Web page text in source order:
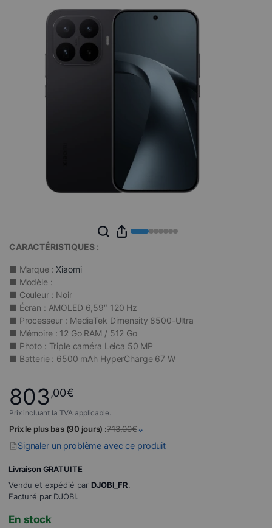
CARACTÉRISTIQUES :
■ Marque : Xiaomi
■ Modèle :
■ Couleur : Noir
■ Écran : AMOLED 6,59″ 120 Hz
■ Processeur : MediaTek Dimensity 8500-Ultra
■ Mémoire : 12 Go RAM / 512 Go
■ Photo : Triple caméra Leica 50 MP
■ Batterie : 6500 mAh HyperCharge 67 W
803,00€
Prix incluant la TVA applicable.
Prix le plus bas (90 jours) :713,00€⌄
Signaler un problème avec ce produit
Livraison GRATUITE
Vendu et expédié parDJOBI_FR.
Facturé par DJOBI.
En stock